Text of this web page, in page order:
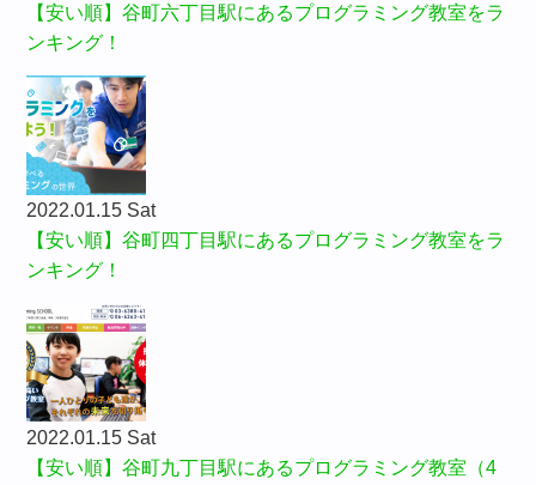
【安い順】谷町六丁目駅にあるプログラミング教室をラ
ンキング！
2022.01.15 Sat
【安い順】谷町四丁目駅にあるプログラミング教室をラ
ンキング！
2022.01.15 Sat
【安い順】谷町九丁目駅にあるプログラミング教室（4